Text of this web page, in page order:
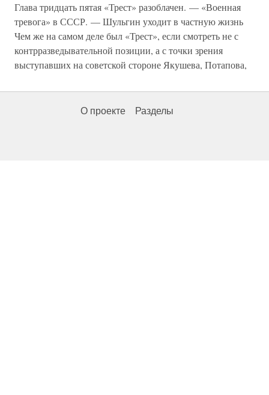
Глава тридцать пятая «Трест» разоблачен. — «Военная
тревога» в СССР. — Шульгин уходит в частную жизнь
Чем же на самом деле был «Трест», если смотреть не с
контрразведывательной позиции, а с точки зрения
выступавших на советской стороне Якушева, Потапова,
О проекте Разделы